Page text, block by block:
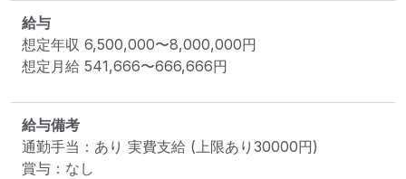
給与
想定年収 6,500,000〜8,000,000円
想定月給 541,666〜666,666円
給与備考
通勤手当：あり 実費支給 (上限あり30000円)
賞与：なし